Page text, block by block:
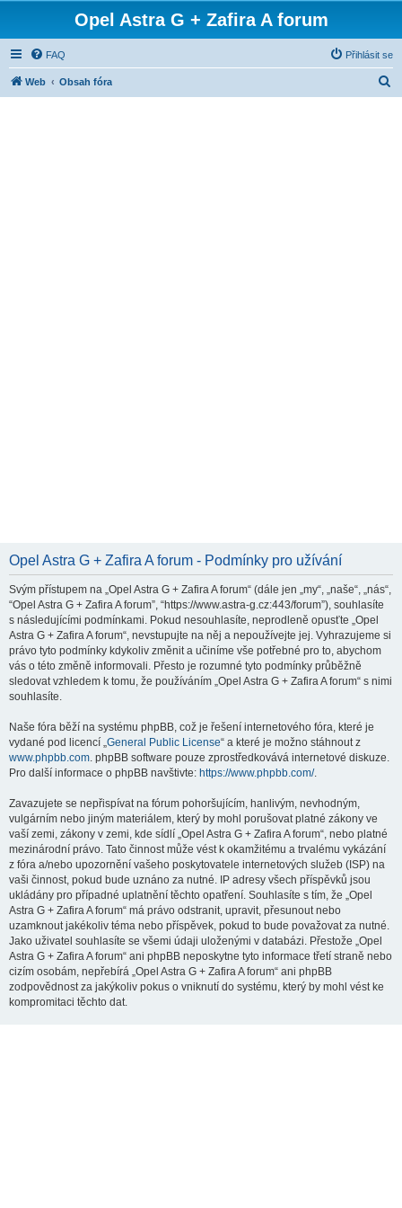
Opel Astra G + Zafira A forum
FAQ Přihlásit se
Web Obsah fóra
Opel Astra G + Zafira A forum - Podmínky pro užívání
Svým přístupem na „Opel Astra G + Zafira A forum“ (dále jen „my“, „naše“, „nás“,
“Opel Astra G + Zafira A forum”, “https://www.astra-g.cz:443/forum”), souhlasíte
s následujícími podmínkami. Pokud nesouhlasíte, neprodleně opusťte „Opel
Astra G + Zafira A forum“, nevstupujte na něj a nepoužívejte jej. Vyhrazujeme si
právo tyto podmínky kdykoliv změnit a učiníme vše potřebné pro to, abychom
vás o této změně informovali. Přesto je rozumné tyto podmínky průběžně
sledovat vzhledem k tomu, že používáním „Opel Astra G + Zafira A forum“ s nimi
souhlasíte.
Naše fóra běží na systému phpBB, což je řešení internetového fóra, které je
vydané pod licencí „General Public License“ a které je možno stáhnout z
www.phpbb.com. phpBB software pouze zprostředkovává internetové diskuze.
Pro další informace o phpBB navštivte: https://www.phpbb.com/.
Zavazujete se nepřispívat na fórum pohoršujícím, hanlivým, nevhodným,
vulgárním nebo jiným materiálem, který by mohl porušovat platné zákony ve
vaší zemi, zákony v zemi, kde sídlí „Opel Astra G + Zafira A forum“, nebo platné
mezinárodní právo. Tato činnost může vést k okamžitému a trvalému vykázání
z fóra a/nebo upozornění vašeho poskytovatele internetových služeb (ISP) na
vaši činnost, pokud bude uznáno za nutné. IP adresy všech příspěvků jsou
ukládány pro případné uplatnění těchto opatření. Souhlasíte s tím, že „Opel
Astra G + Zafira A forum“ má právo odstranit, upravit, přesunout nebo
uzamknout jakékoliv téma nebo příspěvek, pokud to bude považovat za nutné.
Jako uživatel souhlasíte se všemi údaji uloženými v databázi. Přestože „Opel
Astra G + Zafira A forum“ ani phpBB neposkytne tyto informace třetí straně nebo
cizím osobám, nepřebírá „Opel Astra G + Zafira A forum“ ani phpBB
zodpovědnost za jakýkoliv pokus o vniknutí do systému, který by mohl vést ke
kompromitaci těchto dat.